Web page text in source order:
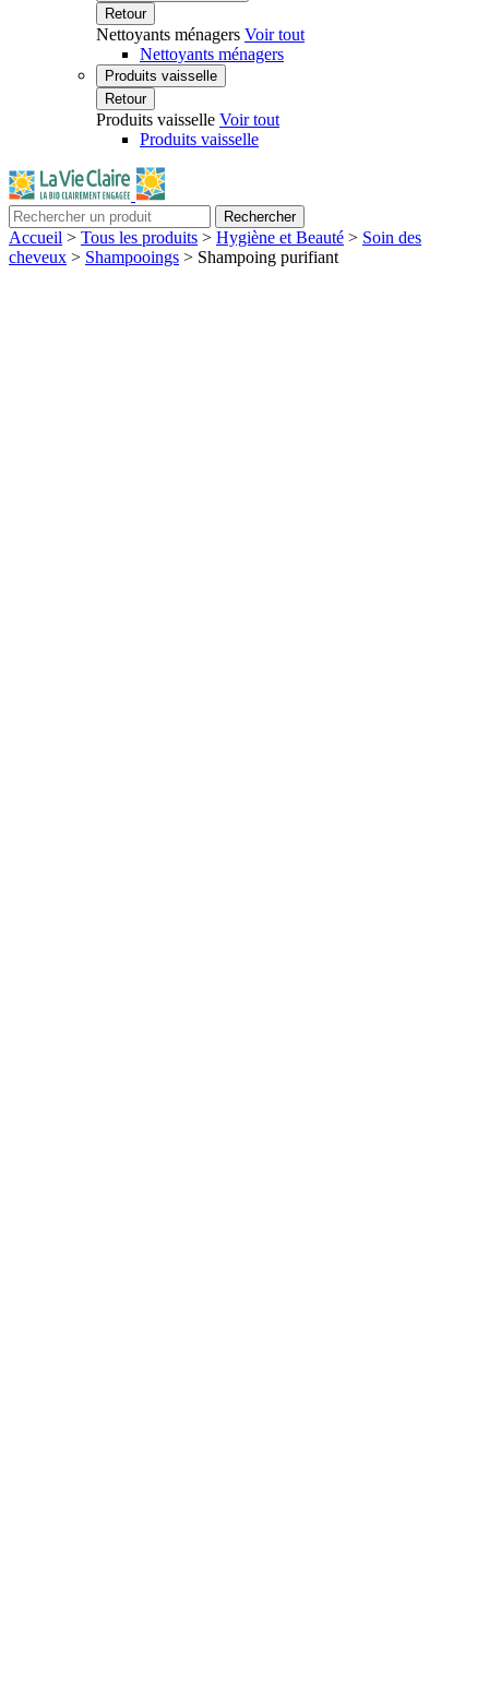
Retour
Nettoyants ménagers Voir tout
Nettoyants ménagers
Produits vaisselle
Retour
Produits vaisselle Voir tout
Produits vaisselle
Rechercher
Accueil > Tous les produits > Hygiène et Beauté > Soin des
cheveux > Shampooings > Shampoing purifiant